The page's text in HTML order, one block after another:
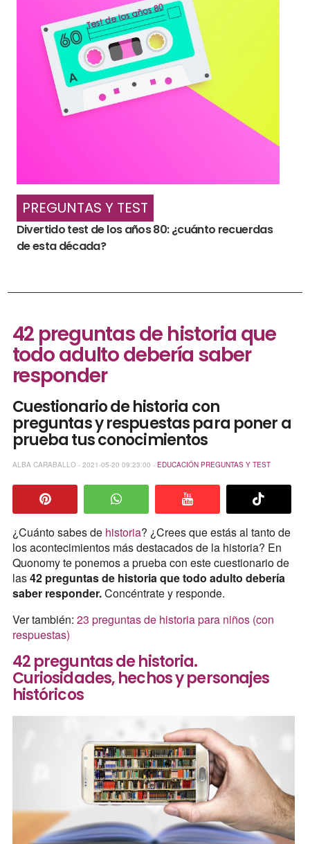
PREGUNTAS Y TEST
Divertido test de los años 80: ¿cuánto recuerdas
de esta década?
42 preguntas de historia que
todo adulto debería saber
responder
Cuestionario de historia con
preguntas y respuestas para poner a
prueba tus conocimientos
ALBA CARABALLO - 2021-05-20 09:23:00 - EDUCACIÓN PREGUNTAS Y TEST
¿Cuánto sabes de historia? ¿Crees que estás al tanto de
los acontecimientos más destacados de la historia? En
Quonomy te ponemos a prueba con este cuestionario de
las42 preguntas de historia que todo adulto debería
saber responder.Concéntrate y responde.
Ver también: 23 preguntas de historia para niños (con
respuestas)
42 preguntas de historia.
Curiosidades, hechos y personajes
históricos